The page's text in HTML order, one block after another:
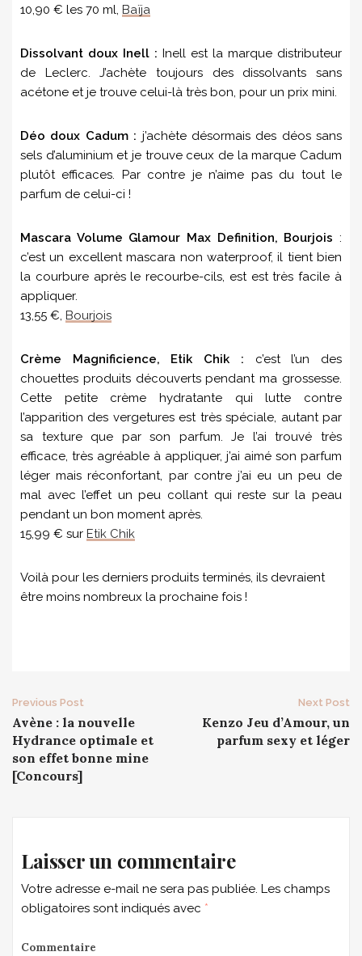
10,90 € les 70 ml, Baïja
Dissolvant doux Inell : Inell est la marque distributeur
de Leclerc. J’achète toujours des dissolvants sans
acétone et je trouve celui-là très bon, pour un prix mini.
Déo doux Cadum : j’achète désormais des déos sans
sels d’aluminium et je trouve ceux de la marque Cadum
plutôt efficaces. Par contre je n’aime pas du tout le
parfum de celui-ci !
Mascara Volume Glamour Max Definition, Bourjois :
c’est un excellent mascara non waterproof, il tient bien
la courbure après le recourbe-cils, est est très facile à
appliquer.
13,55 €, Bourjois
Crème Magnificience, Etik Chik : c’est l’un des
chouettes produits découverts pendant ma grossesse.
Cette petite crème hydratante qui lutte contre
l’apparition des vergetures est très spéciale, autant par
sa texture que par son parfum. Je l’ai trouvé très
efficace, très agréable à appliquer, j’ai aimé son parfum
léger mais réconfortant, par contre j’ai eu un peu de
mal avec l’effet un peu collant qui reste sur la peau
pendant un bon moment après.
15,99 € sur Etik Chik
Voilà pour les derniers produits terminés, ils devraient
être moins nombreux la prochaine fois !
Post
navigation
Previous Post
Avène : la nouvelle
Hydrance optimale et
son effet bonne mine
[Concours]
Next Post
Kenzo Jeu d’Amour, un
parfum sexy et léger
Laisser un commentaire
Votre adresse e-mail ne sera pas publiée. Les champs
obligatoires sont indiqués avec *
Commentaire